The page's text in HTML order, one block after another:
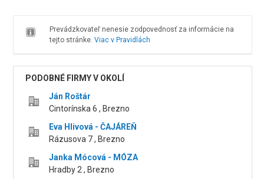
Prevádzkovateľ nenesie zodpovednosť za informácie na
tejto stránke. Viac v Pravidlách
PODOBNÉ FIRMY V OKOLÍ
Ján Roštár
Cintorínska 6 , Brezno
Eva Hlivová - ČAJÁREŇ
Rázusova 7 , Brezno
Janka Mócová - MÓZA
Hradby 2 , Brezno